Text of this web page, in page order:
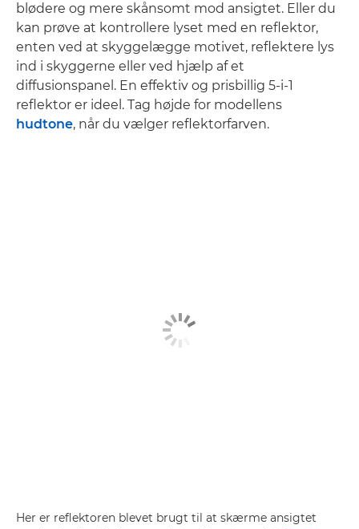
blødere og mere skånsomt mod ansigtet. Eller du
kan prøve at kontrollere lyset med en reflektor,
enten ved at skyggelægge motivet, reflektere lys
ind i skyggerne eller ved hjælp af et
diffusionspanel. En effektiv og prisbillig 5-i-1
reflektor er ideel. Tag højde for modellens
hudtone, når du vælger reflektorfarven.
Her er reflektoren blevet brugt til at skærme ansigtet